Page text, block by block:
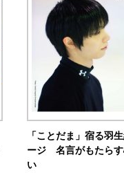
「ことだま」宿る羽
ージ 名言がもたら
い